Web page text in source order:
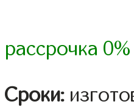
рассрочка
Сроки: